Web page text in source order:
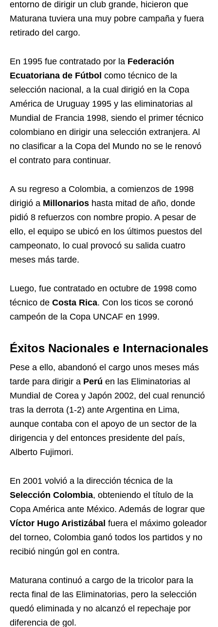
entorno de dirigir un club grande, hicieron que
Maturana tuviera una muy pobre campaña y fuera
retirado del cargo.
En 1995 fue contratado por la Federación
Ecuatoriana de Fútbol como técnico de la
selección nacional, a la cual dirigió en la Copa
América de Uruguay 1995 y las eliminatorias al
Mundial de Francia 1998, siendo el primer técnico
colombiano en dirigir una selección extranjera. Al
no clasificar a la Copa del Mundo no se le renovó
el contrato para continuar.
A su regreso a Colombia, a comienzos de 1998
dirigió a Millonarios hasta mitad de año, donde
pidió 8 refuerzos con nombre propio. A pesar de
ello, el equipo se ubicó en los últimos puestos del
campeonato, lo cual provocó su salida cuatro
meses más tarde.
Luego, fue contratado en octubre de 1998 como
técnico de Costa Rica. Con los ticos se coronó
campeón de la Copa UNCAF en 1999.
Éxitos Nacionales e Internacionales
Pese a ello, abandonó el cargo unos meses más
tarde para dirigir a Perú en las Eliminatorias al
Mundial de Corea y Japón 2002, del cual renunció
tras la derrota (1-2) ante Argentina en Lima,
aunque contaba con el apoyo de un sector de la
dirigencia y del entonces presidente del país,
Alberto Fujimori.
En 2001 volvió a la dirección técnica de la
Selección Colombia, obteniendo el título de la
Copa América ante México. Además de lograr que
Víctor Hugo Aristizábal fuera el máximo goleador
del torneo, Colombia ganó todos los partidos y no
recibió ningún gol en contra.
Maturana continuó a cargo de la tricolor para la
recta final de las Eliminatorias, pero la selección
quedó eliminada y no alcanzó el repechaje por
diferencia de gol.